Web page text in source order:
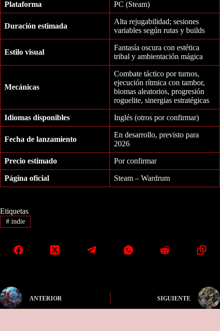
Plataforma PC (Steam)
Duración estimada
Alta rejugabilidad; sesiones
variables según rutas y builds
Estilo visual
Fantasía oscura con estética
tribal y ambientación mágica
Mecánicas
Combate táctico por turnos,
ejecución rítmica con tambor,
biomas aleatorios, progresión
roguelite, sinergias estratégicas
Idiomas disponibles Inglés (otros por confirmar)
Fecha de lanzamiento
En desarrollo, previsto para
2026
Precio estimado Por confirmar
Página oficial Steam – Wardrum
Etiquetas
#indie
ANTERIOR SIGUIENTE